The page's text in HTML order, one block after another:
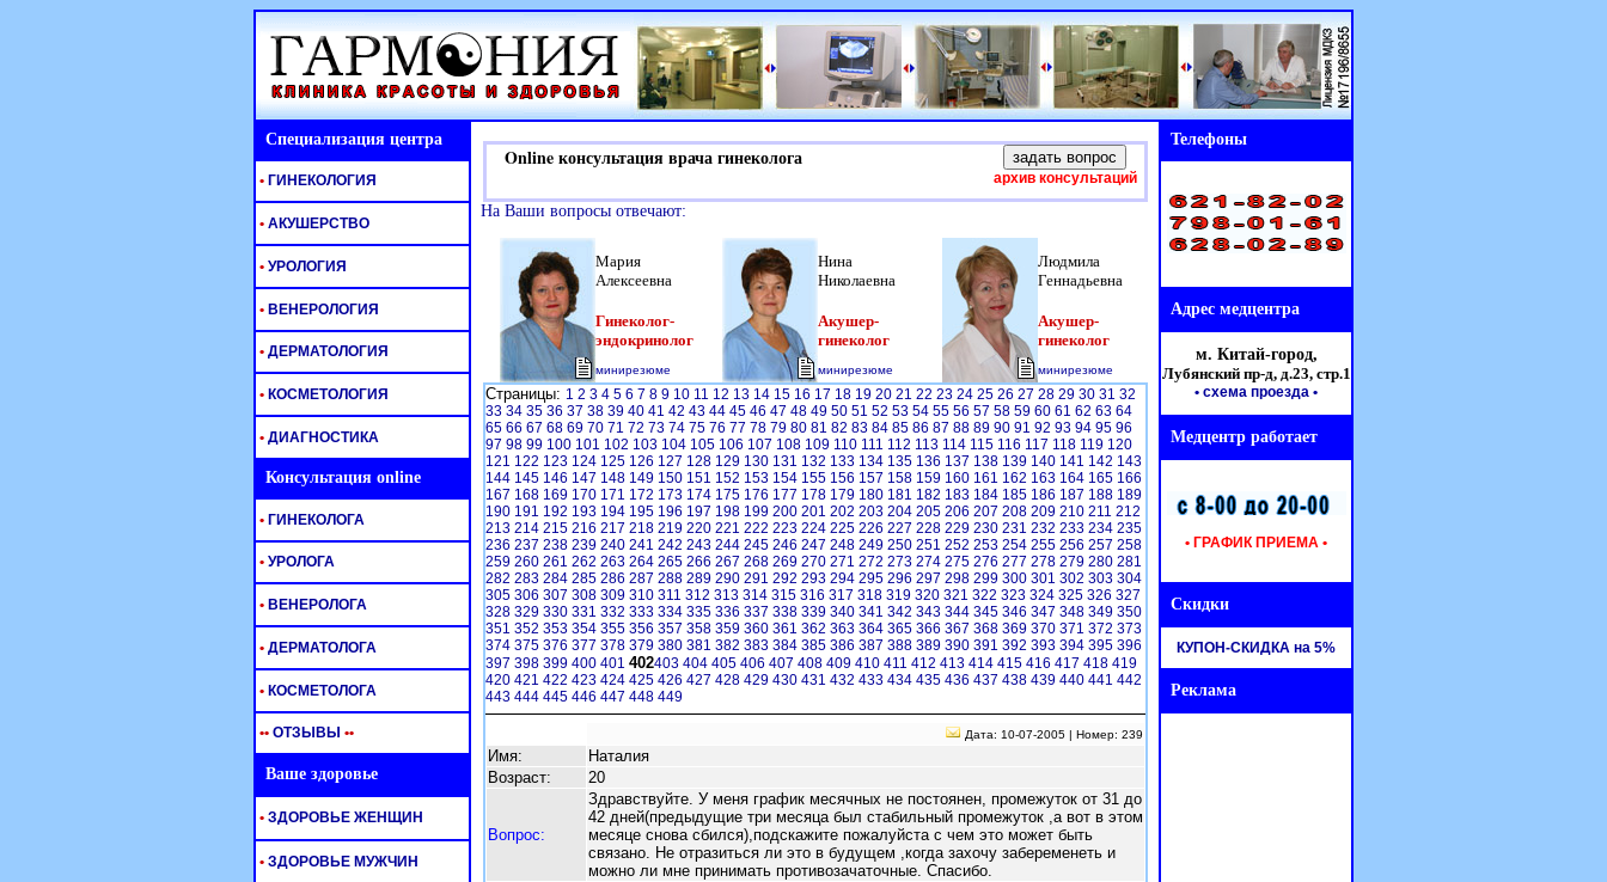
Специализация центра
Online консультация врача гинеколога
архив консультаций
На Ваши вопросы отвечают:
Мария
Алексеевна
Нина
Николаевна
Людмила
Геннадьевна
Гинеколог-
эндокринолог
Акушер-
гинеколог
Акушер-
гинеколог
минирезюме минирезюме минирезюме
Страницы: 1 2 3 4 5 6 7 8 9 10 11 12 13 14 15 16 17 18 19 20 21 22 23 24 25 26 27 28 29 30 31 32
33 34 35 36 37 38 39 40 41 42 43 44 45 46 47 48 49 50 51 52 53 54 55 56 57 58 59 60 61 62 63 64
65 66 67 68 69 70 71 72 73 74 75 76 77 78 79 80 81 82 83 84 85 86 87 88 89 90 91 92 93 94 95 96
97 98 99 100 101 102 103 104 105 106 107 108 109 110 111 112 113 114 115 116 117 118 119 120
121 122 123 124 125 126 127 128 129 130 131 132 133 134 135 136 137 138 139 140 141 142 143
144 145 146 147 148 149 150 151 152 153 154 155 156 157 158 159 160 161 162 163 164 165 166
167 168 169 170 171 172 173 174 175 176 177 178 179 180 181 182 183 184 185 186 187 188 189
190 191 192 193 194 195 196 197 198 199 200 201 202 203 204 205 206 207 208 209 210 211 212
213 214 215 216 217 218 219 220 221 222 223 224 225 226 227 228 229 230 231 232 233 234 235
236 237 238 239 240 241 242 243 244 245 246 247 248 249 250 251 252 253 254 255 256 257 258
259 260 261 262 263 264 265 266 267 268 269 270 271 272 273 274 275 276 277 278 279 280 281
282 283 284 285 286 287 288 289 290 291 292 293 294 295 296 297 298 299 300 301 302 303 304
305 306 307 308 309 310 311 312 313 314 315 316 317 318 319 320 321 322 323 324 325 326 327
328 329 330 331 332 333 334 335 336 337 338 339 340 341 342 343 344 345 346 347 348 349 350
351 352 353 354 355 356 357 358 359 360 361 362 363 364 365 366 367 368 369 370 371 372 373
374 375 376 377 378 379 380 381 382 383 384 385 386 387 388 389 390 391 392 393 394 395 396
397 398 399 400 401 402403 404 405 406 407 408 409 410 411 412 413 414 415 416 417 418 419
420 421 422 423 424 425 426 427 428 429 430 431 432 433 434 435 436 437 438 439 440 441 442
443 444 445 446 447 448 449
Дата: 10-07-2005 | Номер: 239
Имя:
Наталия
Возраст:
20
Вопрос:
Здравствуйте. У меня график месячных не постоянен, промежуток от 31 до
42 дней(предыдущие три месяца был стабильный промежуток ,а вот в этом
месяце снова сбился),подскажите пожалуйста с чем это может быть
связано. Не отразиться ли это в будущем ,когда захочу забеременеть и
можно ли мне принимать противозачаточные. Спасибо.
Телефоны
• ГИНЕКОЛОГИЯ
• АКУШЕРСТВО
• УРОЛОГИЯ
• ВЕНЕРОЛОГИЯ Адрес медцентра
• ДЕРМАТОЛОГИЯ
м. Китай-город,
Лубянский пр-д, д.23, стр.1
• схема проезда •
• КОСМЕТОЛОГИЯ
• ДИАГНОСТИКА Медцентр работает
Консультация online
• ГРАФИК ПРИЕМА •
• ГИНЕКОЛОГА
• УРОЛОГА
• ВЕНЕРОЛОГА Скидки
• ДЕРМАТОЛОГА КУПОН-СКИДКА на 5%
• КОСМЕТОЛОГА Реклама
•• ОТЗЫВЫ ••
Ваше здоровье
• ЗДОРОВЬЕ ЖЕНЩИН
• ЗДОРОВЬЕ МУЖЧИН